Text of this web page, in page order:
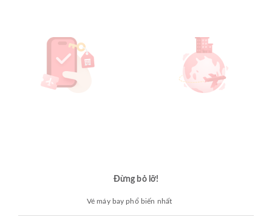
Đừng bỏ lỡ!
Vé máy bay phổ biến nhất